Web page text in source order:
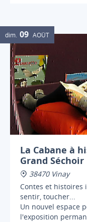
dim. 09 AOÛT
La Cabane à
Grand Séchoir
38470 Vinay
Contes et histoires
sentir, toucher...
Un nouvel espace
l'exposition